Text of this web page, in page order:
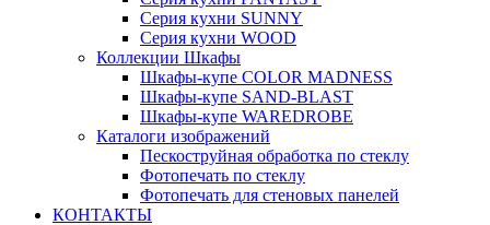
Серия кухни SUNNY
Серия кухни WOOD
Коллекции Шкафы
Шкафы-купе COLOR MADNESS
Шкафы-купе SAND-BLAST
Шкафы-купе WAREDROBE
Каталоги изображений
Пескоструйная обработка по стеклу
Фотопечать по стеклу
Фотопечать для стеновых панелей
КОНТАКТЫ